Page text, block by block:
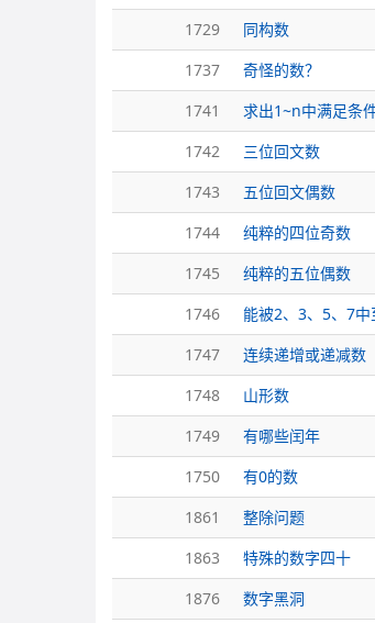
1729 同构数
1737 奇怪的数？
1741 求出1~n中满足条
1742 三位回文数
1743 五位回文偶数
1744 纯粹的四位奇数
1745 纯粹的五位偶数
1746 能被2、3、5、7
1747 连续递增或递减数
1748 山形数
1749 有哪些闰年
1750 有0的数
1861 整除问题
1863 特殊的数字四十
1876 数字黑洞